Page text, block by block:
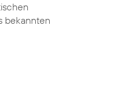
bekannten